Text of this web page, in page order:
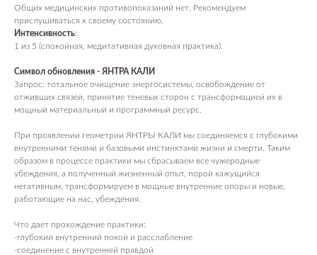
Общих медицинских противопоказаний нет. Рекомендуем
прислушиваться к своему состоянию.
Интенсивность:
1 из 5 (спокойная, медитативная духовная практика).
Символ обновления - ЯНТРА КАЛИ
Запрос: тотальное очищение энергосистемы, освобождение от
отживших связей, принятие теневых сторон с трансформацией их в
мощный материальный и программный ресурс.
При проявлении геометрии ЯНТРЫ КАЛИ мы соединяемся с глубокими
внутренними тенями и базовыми инстинктами жизни и смерти. Таким
образом в процессе практики мы сбрасываем все чужеродные
убеждения, а полученный жизненный опыт, порой кажущийся
негативным, трансформируем в мощные внутренние опоры и новые,
работающие на нас, убеждения.
Что дает прохождение практики:
-глубокий внутренний покой и расслабление
-соединение с внутренней правдой